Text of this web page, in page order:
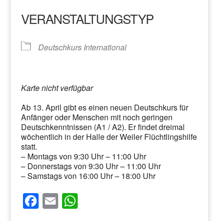
VERANSTALTUNGSTYP
Deutschkurs International
Karte nicht verfügbar
Ab 13. April gibt es einen neuen Deutschkurs für
Anfänger oder Menschen mit noch geringen
Deutschkenntnissen (A1 / A2). Er findet dreimal
wöchentlich in der Halle der Weiler Flüchtlingshilfe
statt.
– Montags von 9:30 Uhr – 11:00 Uhr
– Donnerstags von 9:30 Uhr – 11:00 Uhr
– Samstags von 16:00 Uhr – 18:00 Uhr
F E W